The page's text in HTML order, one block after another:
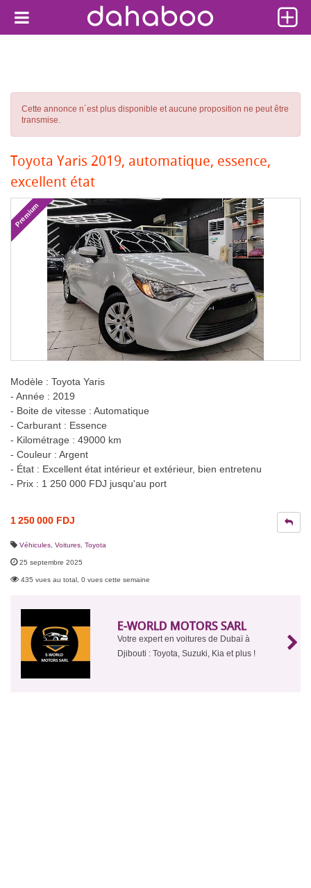
Cette annonce n´est plus disponible et aucune proposition ne peut être
transmise.
Toyota Yaris 2019, automatique, essence,
excellent état
Premium
Modèle : Toyota Yaris
- Année : 2019
- Boite de vitesse : Automatique
- Carburant : Essence
- Kilométrage : 49000 km
- Couleur : Argent
- État : Excellent état intérieur et extérieur, bien entretenu
- Prix : 1 250 000 FDJ jusqu'au port
1 250 000 FDJ
Véhicules Voitures Toyota
25 septembre 2025
435 vues au total, 0 vues cette semaine
E-WORLD MOTORS SARL
Votre expert en voitures de Dubaï à
Djibouti : Toyota, Suzuki, Kia et plus !